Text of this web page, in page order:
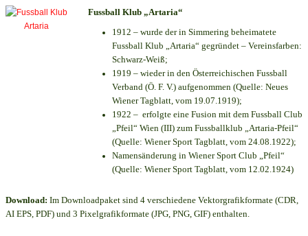
Fussball Klub „Artaria“
1912 – wurde der in Simmering beheimatete
Fussball Klub „Artaria“ gegründet – Vereinsfarben:
Schwarz-Weiß;
1919 – wieder in den Österreichischen Fussball
Verband (Ö. F. V.) aufgenommen (Quelle: Neues
Wiener Tagblatt, vom 19.07.1919);
1922 – erfolgte eine Fusion mit dem Fussball Club
„Pfeil“ Wien (III) zum Fussballklub „Artaria-Pfeil“
(Quelle: Wiener Sport Tagblatt, vom 24.08.1922);
Namensänderung in Wiener Sport Club „Pfeil“
(Quelle: Wiener Sport Tagblatt, vom 12.02.1924)
Download: Im Downloadpaket sind 4 verschiedene Vektorgrafikformate (CDR,
AI EPS, PDF) und 3 Pixelgrafikformate (JPG, PNG, GIF) enthalten.